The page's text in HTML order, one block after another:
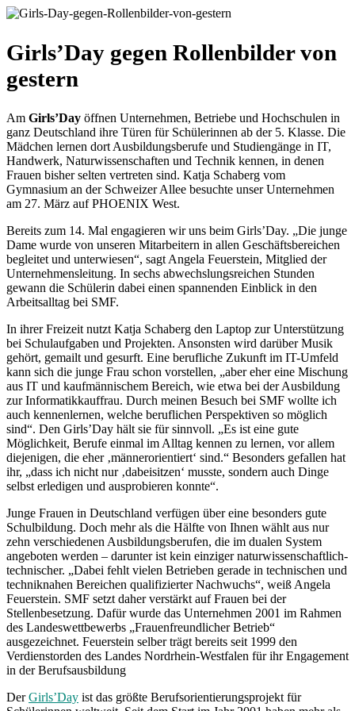
Girls’Day gegen Rollenbilder von
gestern
Am Girls’Day öffnen Unternehmen, Betriebe und Hochschulen in
ganz Deutschland ihre Türen für Schülerinnen ab der 5. Klasse. Die
Mädchen lernen dort Ausbildungsberufe und Studiengänge in IT,
Handwerk, Naturwissenschaften und Technik kennen, in denen
Frauen bisher selten vertreten sind. Katja Schaberg vom
Gymnasium an der Schweizer Allee besuchte unser Unternehmen
am 27. März auf PHOENIX West.
Bereits zum 14. Mal engagieren wir uns beim Girls’Day. „Die junge
Dame wurde von unseren Mitarbeitern in allen Geschäftsbereichen
begleitet und unterwiesen“, sagt Angela Feuerstein, Mitglied der
Unternehmensleitung. In sechs abwechslungsreichen Stunden
gewann die Schülerin dabei einen spannenden Einblick in den
Arbeitsalltag bei SMF.
In ihrer Freizeit nutzt Katja Schaberg den Laptop zur Unterstützung
bei Schulaufgaben und Projekten. Ansonsten wird darüber Musik
gehört, gemailt und gesurft. Eine berufliche Zukunft im IT-Umfeld
kann sich die junge Frau schon vorstellen, „aber eher eine Mischung
aus IT und kaufmännischem Bereich, wie etwa bei der Ausbildung
zur Informatikkauffrau. Durch meinen Besuch bei SMF wollte ich
auch kennenlernen, welche beruflichen Perspektiven so möglich
sind“. Den Girls’Day hält sie für sinnvoll. „Es ist eine gute
Möglichkeit, Berufe einmal im Alltag kennen zu lernen, vor allem
diejenigen, die eher ‚männerorientiert‘ sind.“ Besonders gefallen hat
ihr, „dass ich nicht nur ‚dabeisitzen‘ musste, sondern auch Dinge
selbst erledigen und ausprobieren konnte“.
Junge Frauen in Deutschland verfügen über eine besonders gute
Schulbildung. Doch mehr als die Hälfte von Ihnen wählt aus nur
zehn verschiedenen Ausbildungsberufen, die im dualen System
angeboten werden – darunter ist kein einziger naturwissenschaftlich-
technischer. „Dabei fehlt vielen Betrieben gerade in technischen und
techniknahen Bereichen qualifizierter Nachwuchs“, weiß Angela
Feuerstein. SMF setzt daher verstärkt auf Frauen bei der
Stellenbesetzung. Dafür wurde das Unternehmen 2001 im Rahmen
des Landeswettbewerbs „Frauenfreundlicher Betrieb“
ausgezeichnet. Feuerstein selber trägt bereits seit 1999 den
Verdienstorden des Landes Nordrhein-Westfalen für ihr Engagement
in der Berufsausbildung
DerGirls’Day ist das größte Berufsorientierungsprojekt für